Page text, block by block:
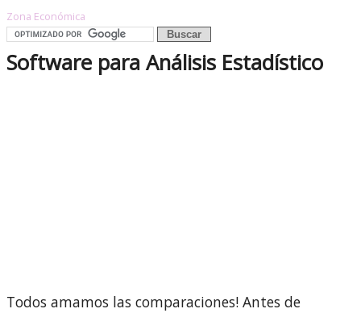
Zona Económica
Software para Análisis Estadístico
Todos amamos las comparaciones! Antes de